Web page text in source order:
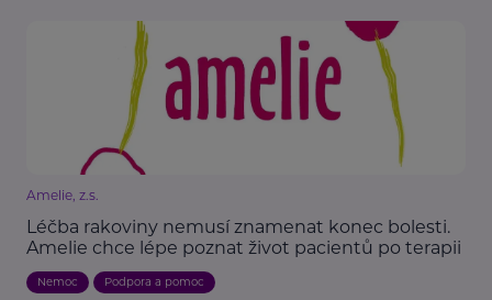
Amelie, z.s.
Léčba rakoviny nemusí znamenat konec bolesti.
Amelie chce lépe poznat život pacientů po terapii
Nemoc Podpora a pomoc